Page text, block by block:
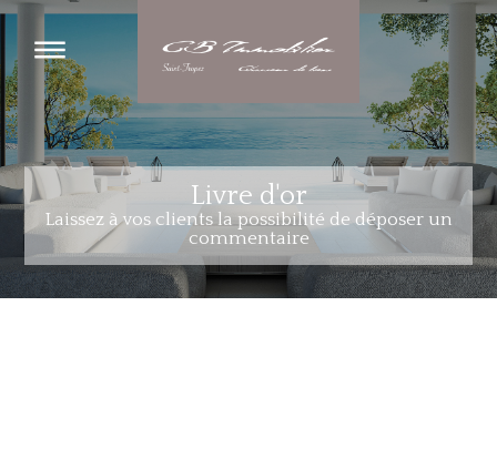
Livre d'or
Laissez à vos clients la possibilité de déposer un
commentaire